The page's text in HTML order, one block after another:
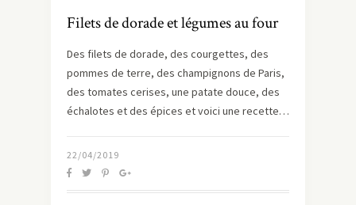
Filets de dorade et légumes au four
Des filets de dorade, des courgettes, des
pommes de terre, des champignons de Paris,
des tomates cerises, une patate douce, des
échalotes et des épices et voici une recette…
22/04/2019